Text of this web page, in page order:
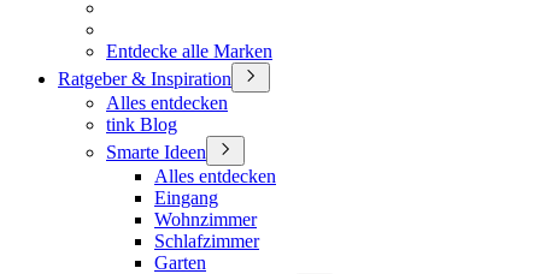
Entdecke alle Marken
Ratgeber & Inspiration
Alles entdecken
tink Blog
Smarte Ideen
Alles entdecken
Eingang
Wohnzimmer
Schlafzimmer
Garten